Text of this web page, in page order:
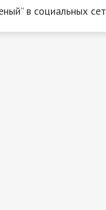
в социальных